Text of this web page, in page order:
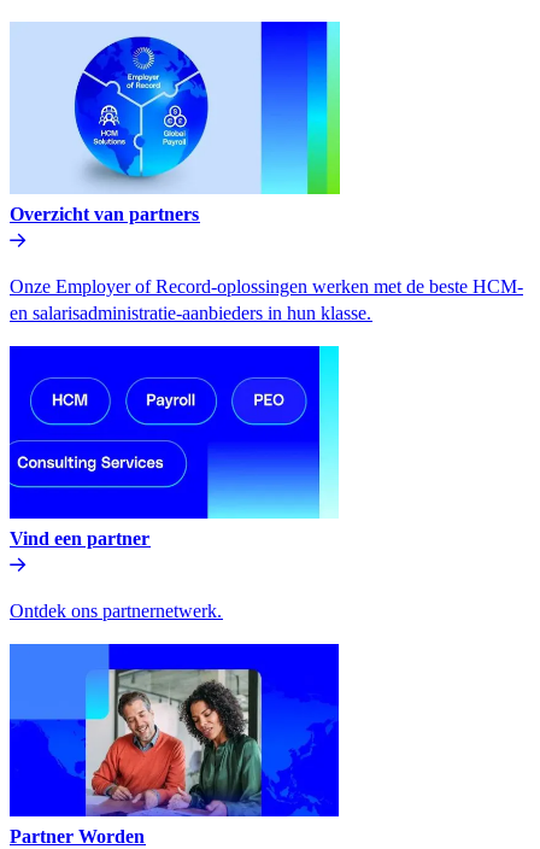
Overzicht van partners​​
Onze Employer of Record-oplossingen werken met de beste HCM-
en salarisadministratie-aanbieders in hun klasse.​​
Vind een partner​​
Ontdek ons partnernetwerk.​​
Partner Worden​​